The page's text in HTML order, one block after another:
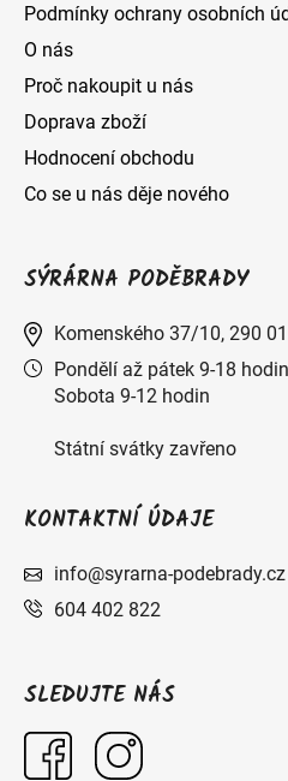
Podmínky ochrany osobních
O nás
Proč nakoupit u nás
Doprava zboží
Hodnocení obchodu
Co se u nás děje nového
SÝRÁRNA PODĚBRADY
Komenského 37/10, 290
Pondělí až pátek 9-18 hodin
Sobota 9-12 hodin
Státní svátky zavřeno
KONTAKTNÍ ÚDAJE
info@syrarna-podebrady.cz
604 402 822
SLEDUJTE NÁS